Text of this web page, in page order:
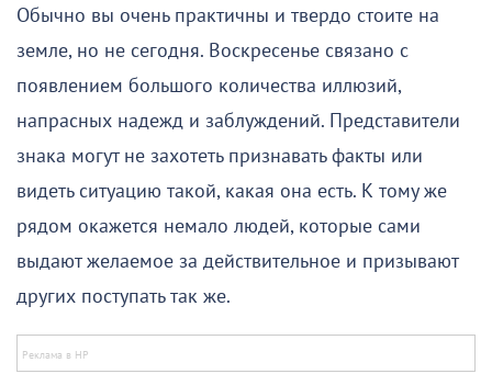
Обычно вы очень практичны и твердо стоите на
земле, но не сегодня. Воскресенье связано с
появлением большого количества иллюзий,
напрасных надежд и заблуждений. Представители
знака могут не захотеть признавать факты или
видеть ситуацию такой, какая она есть. К тому же
рядом окажется немало людей, которые сами
выдают желаемое за действительное и призывают
других поступать так же.